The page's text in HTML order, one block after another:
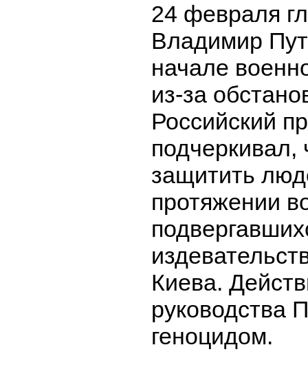
24 февраля
Владимир
начале
из-за
Российский
подчеркивал,
защитить
протяжении
Киева.
руководства
геноцидом.